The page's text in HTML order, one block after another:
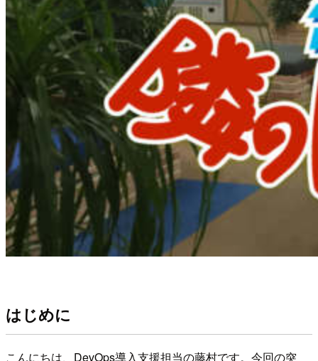
はじめに
こんにちは、DevOps導入支援担当の藤村です。今回の突